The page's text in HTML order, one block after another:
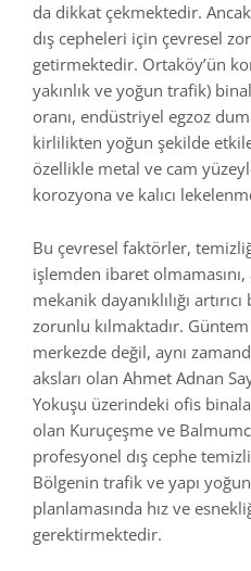
da dikkat çekmektedir.
dış cepheleri için çevresel
getirmektedir. Ortaköy’ün
yakınlık ve yoğun trafik)
oranı, endüstriyel egzoz
kirlilikten yoğun şekilde
özellikle metal ve cam
korozyona ve kalıcı
Bu çevresel faktörler,
işlemden ibaret
mekanik dayanıklılığı
zorunlu kılmaktadır.
merkezde değil, aynı
aksları olan Ahmet Adnan
Yokuşu üzerindeki ofis
olan Kuruçeşme ve
profesyonel dış cephe
Bölgenin trafik ve yapı
planlamasında hız ve
gerektirmektedir.